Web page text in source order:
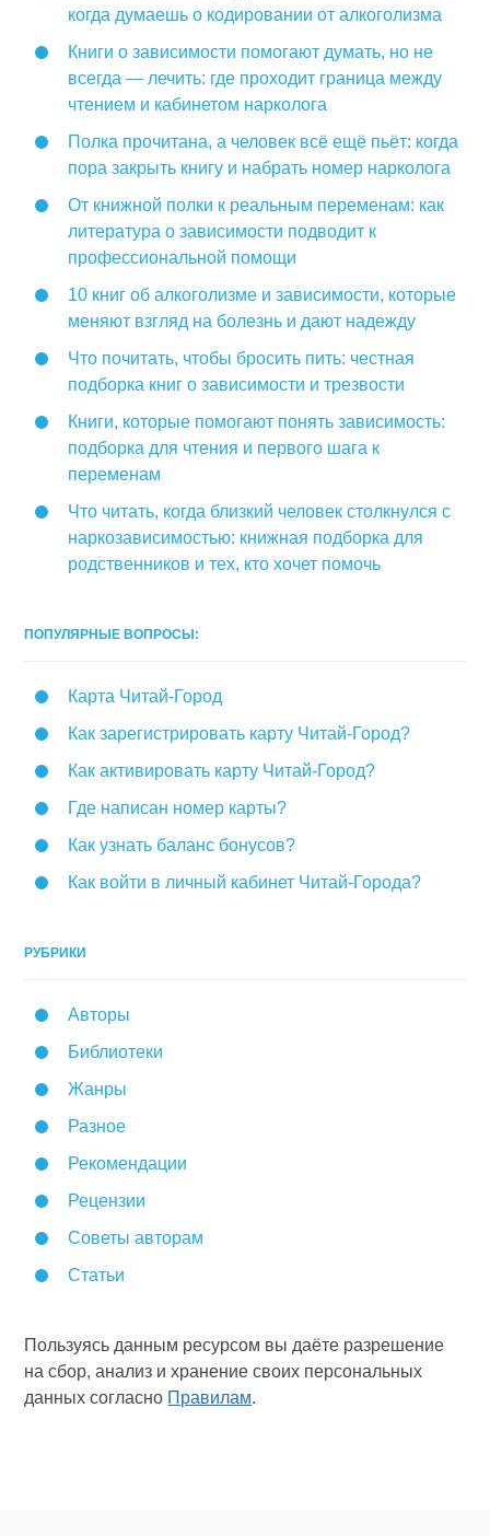
когда думаешь о кодировании от алкоголизма
Книги о зависимости помогают думать, но не
всегда — лечить: где проходит граница между
чтением и кабинетом нарколога
Полка прочитана, а человек всё ещё пьёт: когда
пора закрыть книгу и набрать номер нарколога
От книжной полки к реальным переменам: как
литература о зависимости подводит к
профессиональной помощи
10 книг об алкоголизме и зависимости, которые
меняют взгляд на болезнь и дают надежду
Что почитать, чтобы бросить пить: честная
подборка книг о зависимости и трезвости
Книги, которые помогают понять зависимость:
подборка для чтения и первого шага к
переменам
Что читать, когда близкий человек столкнулся с
наркозависимостью: книжная подборка для
родственников и тех, кто хочет помочь
ПОПУЛЯРНЫЕ ВОПРОСЫ:
Карта Читай-Город
Как зарегистрировать карту Читай-Город?
Как активировать карту Читай-Город?
Где написан номер карты?
Как узнать баланс бонусов?
Как войти в личный кабинет Читай-Города?
РУБРИКИ
Авторы
Библиотеки
Жанры
Разное
Рекомендации
Рецензии
Советы авторам
Статьи
Пользуясь данным ресурсом вы даёте разрешение
на сбор, анализ и хранение своих персональных
данных согласно Правилам.